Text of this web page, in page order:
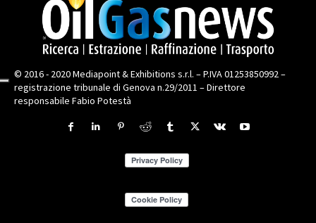
© 2016 - 2020 Mediapoint & Exhibitions s.r.l. – P.IVA 01253850992 –
registrazione tribunale di Genova n.29/2011 – Direttore
responsabile Fabio Potestà